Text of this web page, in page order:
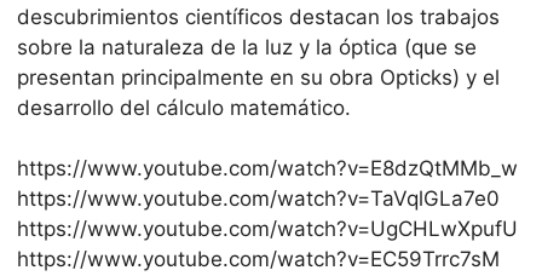
descubrimientos científicos destacan los trabajos
sobre la naturaleza de la luz y la óptica (que se
presentan principalmente en su obra Opticks) y el
desarrollo del cálculo matemático.
https://www.youtube.com/watch?v=E8dzQtMMb_w
https://www.youtube.com/watch?v=TaVqlGLa7e0
https://www.youtube.com/watch?v=UgCHLwXpufU
https://www.youtube.com/watch?v=EC59Trrc7sM